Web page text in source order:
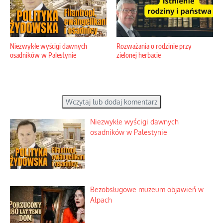
Niezwykłe wyścigi dawnych
osadników w Palestynie
Rozważania o rodzinie przy
zielonej herbacie
Wczytaj lub dodaj komentarz
Niezwykłe wyścigi dawnych
osadników w Palestynie
Bezobsługowe muzeum objawień w
Alpach